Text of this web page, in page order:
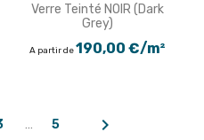
Verre Teinté NOIR (Dark
Grey)
A partir de190,00 €/m²
… 5 